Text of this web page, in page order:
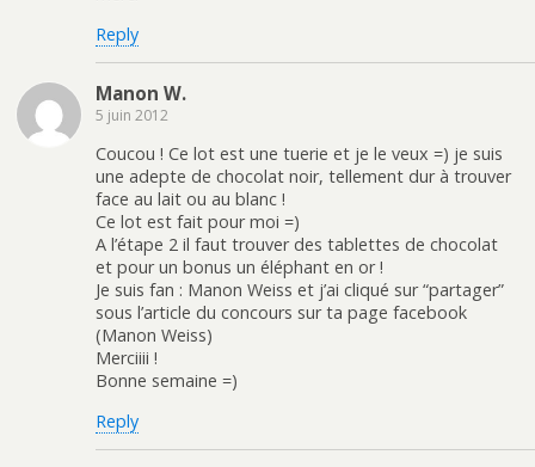
Reply
Manon W.
5 juin 2012
Coucou ! Ce lot est une tuerie et je le veux =) je suis
une adepte de chocolat noir, tellement dur à trouver
face au lait ou au blanc !
Ce lot est fait pour moi =)
A l’étape 2 il faut trouver des tablettes de chocolat
et pour un bonus un éléphant en or !
Je suis fan : Manon Weiss et j’ai cliqué sur “partager”
sous l’article du concours sur ta page facebook
(Manon Weiss)
Merciiii !
Bonne semaine =)
Reply